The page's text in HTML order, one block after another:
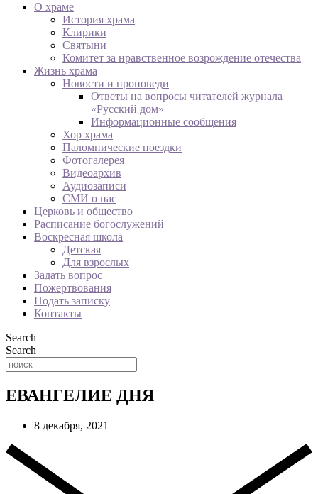
О храме
История храма
Клирики
Святыни
Комитет за нравственное возрождение отечества
Жизнь храма
Новости и проповеди
Ответы на вопросы читателей журнала
«Русский дом»
Информационные сообщения
Хор храма
Паломнические поездки
Фотогалерея
Видеоархив
Аудиозаписи
СМИ о нас
Церковь и общество
Расписание богослужений
Воскресная школа
Детская
Для взрослых
Задать вопрос
Пожертвования
Подать записку
Контакты
Search
Search
ЕВАНГЕЛИЕ ДНЯ
8 декабря, 2021